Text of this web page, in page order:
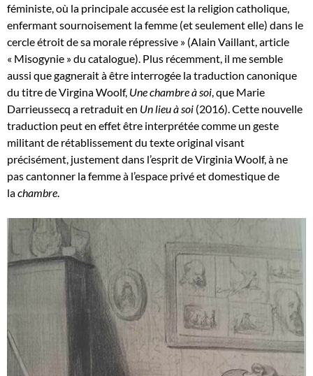
féministe, où la principale accusée est la religion catholique,
enfermant sournoisement la femme (et seulement elle) dans le
cercle étroit de sa morale répressive » (Alain Vaillant, article
« Misogynie » du catalogue). Plus récemment, il me semble
aussi que gagnerait à être interrogée la traduction canonique
du titre de Virgina Woolf, Une chambre à soi, que Marie
Darrieussecq a retraduit en Un lieu à soi (2016). Cette nouvelle
traduction peut en effet être interprétée comme un geste
militant de rétablissement du texte original visant
précisément, justement dans l’esprit de Virginia Woolf, à ne
pas cantonner la femme à l’espace privé et domestique de
lachambre.